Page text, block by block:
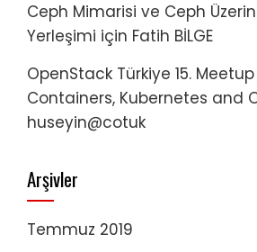
Ceph Mimarisi ve Ceph
Yerleşimi için Fatih BİLGE
OpenStack Türkiye 15.
Containers, Kubernetes and
huseyin@cotuk
Arşivler
Temmuz 2019